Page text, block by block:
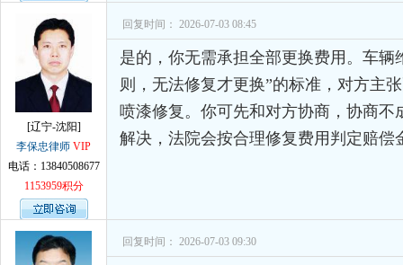
[辽宁-沈阳]
李保忠律师 VIP
电话：13840508677
1153959积分
回复时间： 2026-07-03 08:45
是的，你无需承担全部更换费用。车辆
则，无法修复才更换”的标准，对方主
喷漆修复。你可先和对方协商，协商不
解决，法院会按合理修复费用判定赔偿
回复时间： 2026-07-03 09:30